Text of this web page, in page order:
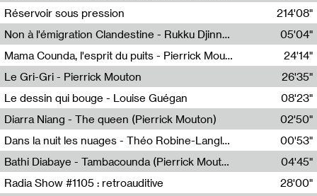
Pierrick Mouton,Simb Gaïdé
Réservoir sous pression
214'08"
Non à l'émigration Clandestine - Rukku Djinne Squad (Eden Tinto Collins)
Eden Tinto Collins,Rukku Djinne
05'04"
Mama Counda, l'esprit du puits - Pierrick Mouton
Pierrick Mouton
24'14"
Le Gri-Gri - Pierrick Mouton
Pierrick Mouton
26'35"
Le dessin qui bouge - Louise Guégan
Louise Guégan
08'23"
Diarra Niang - The queen (Pierrick Mouton)
Pierrick Mouton,Diarra Niang
02'50"
Dans la nuit les nuages - Théo Robine-Langlois
Théo Robine-Langlois,LD Beat
00'53"
Bathi Diabaye - Tambacounda (Pierrick Mouton)
Pierrick Mouton,Bathi Diabaye
04'45"
Radia Show #1105 : retroauditive
28'00"